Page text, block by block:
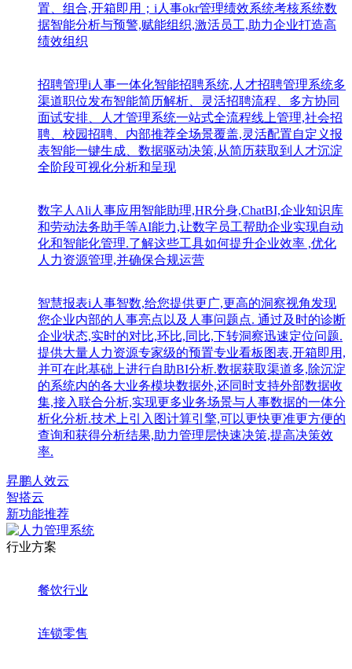
置、组合,开箱即用；i人事okr管理绩效系统考核系统数
据智能分析与预警,赋能组织,激活员工,助力企业打造高
绩效组织
招聘管理i人事一体化智能招聘系统,人才招聘管理系统多
渠道职位发布智能简历解析、灵活招聘流程、多方协同
面试安排、人才管理系统一站式全流程线上管理,社会招
聘、校园招聘、内部推荐全场景覆盖,灵活配置自定义报
表智能一键生成、数据驱动决策,从简历获取到人才沉淀
全阶段可视化分析和呈现
数字人Ali人事应用智能助理,HR分身,ChatBI,企业知识库
和劳动法务助手等AI能力,让数字员工帮助企业实现自动
化和智能化管理.了解这些工具如何提升企业效率 ,优化
人力资源管理,并确保合规运营
智慧报表i人事智数,给您提供更广,更高的洞察视角发现
您企业内部的人事亮点以及人事问题点. 通过及时的诊断
企业状态,实时的对比,环比,同比,下转洞察迅速定位问题.
提供大量人力资源专家级的预置专业看板图表,开箱即用,
并可在此基础上进行自助BI分析.数据获取渠道多,除沉淀
的系统内的各大业务模块数据外,还同时支持外部数据收
集,接入联合分析,实现更多业务场景与人事数据的一体分
析化分析.技术上引入图计算引擎,可以更快更准更方便的
查询和获得分析结果,助力管理层快速决策,提高决策效
率.
昇鹏人效云
智搭云
新功能推荐
行业方案
餐饮行业
连锁零售